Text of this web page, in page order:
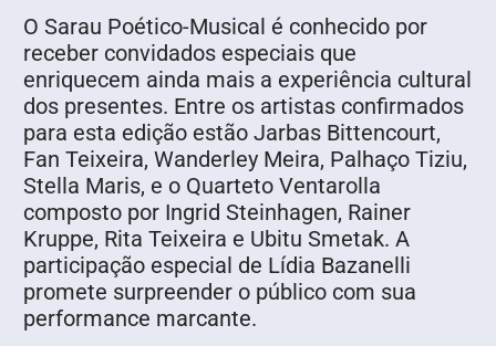
O Sarau Poético-Musical é conhecido por
receber convidados especiais que
enriquecem ainda mais a experiência cultural
dos presentes. Entre os artistas confirmados
para esta edição estão Jarbas Bittencourt,
Fan Teixeira, Wanderley Meira, Palhaço Tiziu,
Stella Maris, e o Quarteto Ventarolla
composto por Ingrid Steinhagen, Rainer
Kruppe, Rita Teixeira e Ubitu Smetak. A
participação especial de Lídia Bazanelli
promete surpreender o público com sua
performance marcante.